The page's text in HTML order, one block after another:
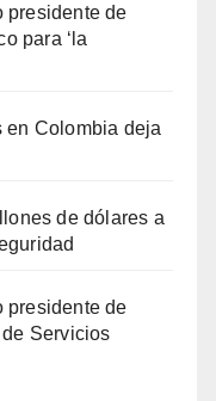
presidente de
para ‘la
en Colombia deja
de dólares a
presidente de
Servicios